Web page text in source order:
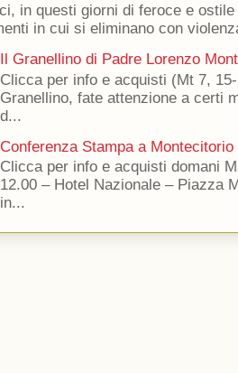
in questi giorni di feroce e
in cui si eliminano con
Il Granellino di Padre Lorenzo
Clicca per info e acquisti (Mt 7,
Granellino, fate attenzione a certi
d...
Conferenza Stampa a Montecitorio
Clicca per info e acquisti domani
12.00 – Hotel Nazionale – Piazza
in...